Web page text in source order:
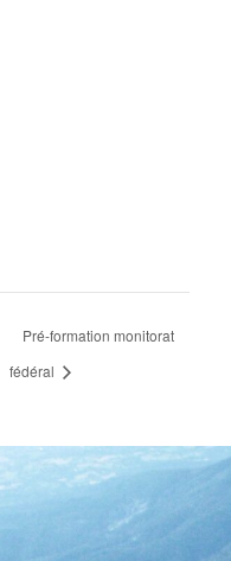
Pré-formation monitorat
fédéral